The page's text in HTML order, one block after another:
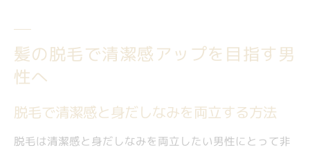
自己処理から卒業する脱毛の魅力を解説
自己処理卒業に脱毛が選ばれている背景
脱毛が肌トラブル予防に役立つポイント
髪の脱毛で清潔感アップを目指す男
性へ
脱毛で清潔感と身だしなみを両立する方法
脱毛は清潔感と身だしなみを両立したい男性にとって非